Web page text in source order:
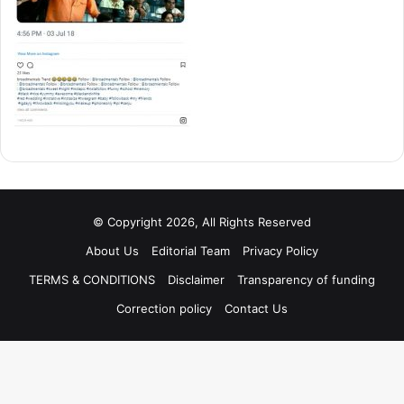
© Copyright 2026, All Rights Reserved
About Us
Editorial Team
Privacy Policy
TERMS & CONDITIONS
Disclaimer
Transparency of funding
Correction policy
Contact Us